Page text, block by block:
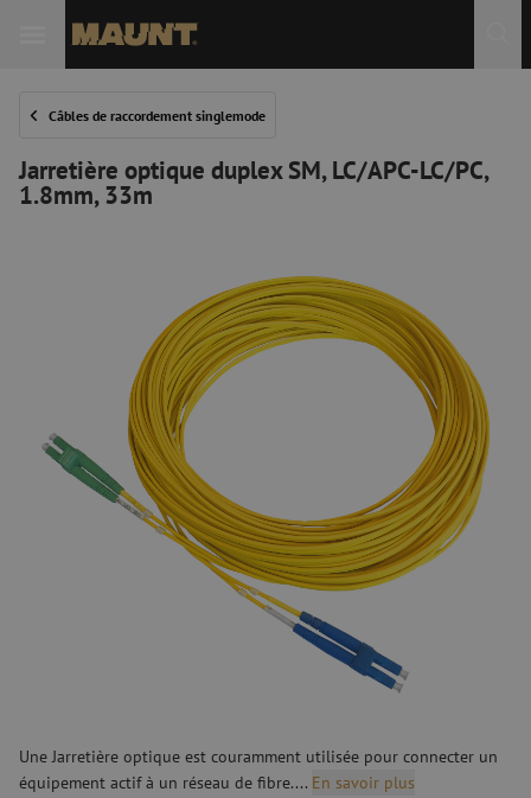
Câbles de raccordement singlemode
Jarretière optique duplex SM, LC/APC-LC/PC,
1.8mm, 33m
Une Jarretière optique est couramment utilisée pour connecter un
équipement actif à un réseau de fibre.... En savoir plus